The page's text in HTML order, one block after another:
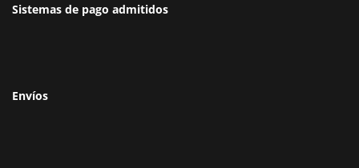
Sistemas de pago admitidos
Envíos